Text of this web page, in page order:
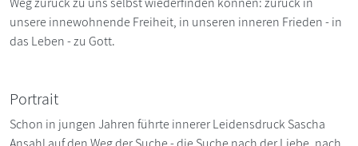
unsere innewohnende Freiheit, in unseren inneren Frieden - in
das Leben - zu Gott.
Portrait
Schon in jungen Jahren führte innerer Leidensdruck Sascha